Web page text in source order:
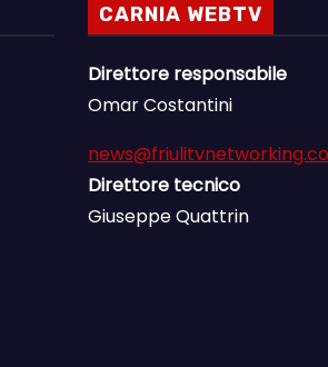
CARNIA WEBTV
Direttore responsabile
Omar Costantini
Direttore tecnico
Giuseppe Quattrin